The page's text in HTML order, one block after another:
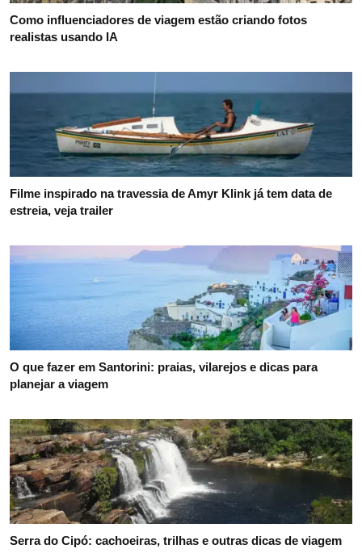
Como influenciadores de viagem estão criando fotos
realistas usando IA
Filme inspirado na travessia de Amyr Klink já tem data de
estreia, veja trailer
O que fazer em Santorini: praias, vilarejos e dicas para
planejar a viagem
Serra do Cipó: cachoeiras, trilhas e outras dicas de viagem